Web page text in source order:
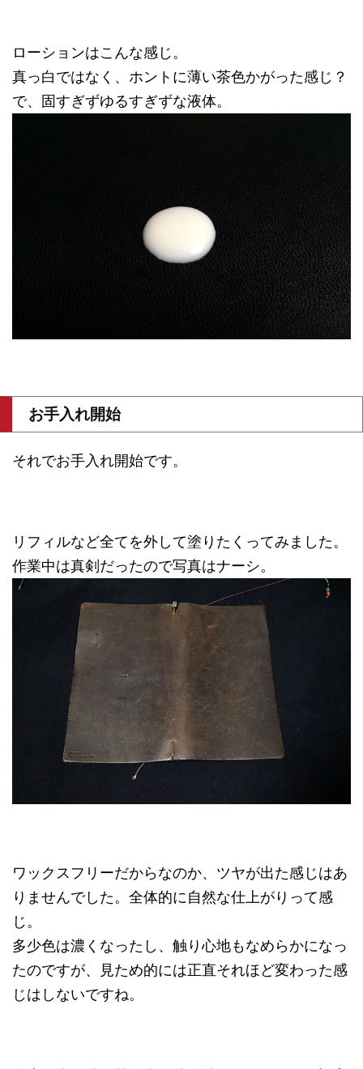
ローションはこんな感じ。
真っ白ではなく、ホントに薄い茶色かがった感じ？
で、固すぎずゆるすぎずな液体。
お手入れ開始
それでお手入れ開始です。
リフィルなど全てを外して塗りたくってみました。
作業中は真剣だったので写真はナーシ。
ワックスフリーだからなのか、ツヤが出た感じはあ
りませんでした。全体的に自然な仕上がりって感
じ。
多少色は濃くなったし、触り心地もなめらかになっ
たのですが、見ため的には正直それほど変わった感
じはしないですね。